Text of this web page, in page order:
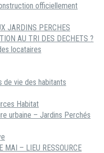
officiellement
JARDINS PERCHES
AU TRI DES DECHETS ?
locataires
vie des habitants
Habitat
urbaine – Jardins Perchés
MAI – LIEU RESSOURCE